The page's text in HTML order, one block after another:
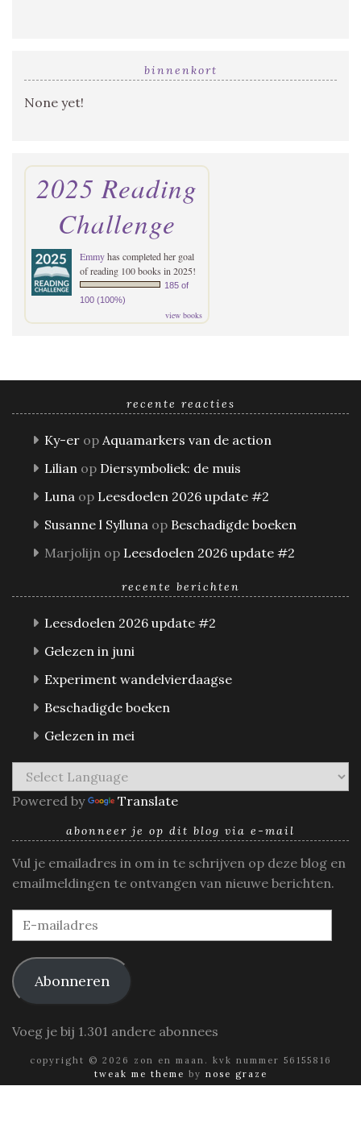
binnenkort
None yet!
2025 Reading
Challenge
Emmyhas completed her goal
of reading 100 books in 2025!
185 of
100 (100%)
view books
recente reacties
Ky-er op Aquamarkers van de action
Lilian op Diersymboliek: de muis
Luna op Leesdoelen 2026 update #2
Susanne l Sylluna op Beschadigde boeken
Marjolijn op Leesdoelen 2026 update #2
recente berichten
Leesdoelen 2026 update #2
Gelezen in juni
Experiment wandelvierdaagse
Beschadigde boeken
Gelezen in mei
Powered by Translate
abonneer je op dit blog via e-mail
Vul je emailadres in om in te schrijven op deze blog en
emailmeldingen te ontvangen van nieuwe berichten.
E-
mailadres
Abonneren
Voeg je bij 1.301 andere abonnees
copyright © 2026 zon en maan. kvk nummer 56155816
tweak me theme by nose graze